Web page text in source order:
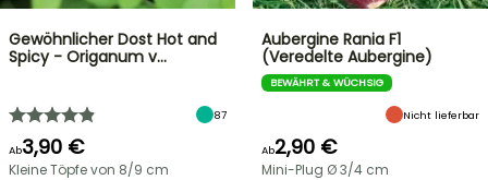
Gewöhnlicher Dost Hot and
Spicy - Origanum v…
87
Ab3,90 €
Kleine Töpfe von 8/9 cm
Aubergine Rania F1
(Veredelte Aubergine)
BEWÄHRT & WÜCHSIG
Nicht lieferbar
Ab2,90 €
Mini-Plug Ø 3/4 cm